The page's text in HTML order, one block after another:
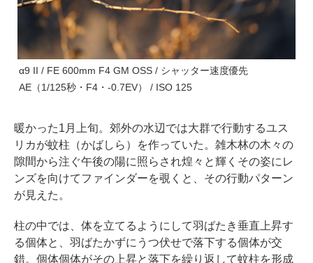
α9 II / FE 600mm F4 GM OSS / シャッター速度優先
AE（1/125秒・F4・-0.7EV） / ISO 125
暖かった1月上旬。郊外の水辺では大群で行動するユス
リカが蚊柱（かばしら）を作っていた。雑木林の木々の
隙間から注ぐ午後の陽に照らされ煌々と輝くその姿にレ
ンズを向けてファインダーを覗くと、その行動パターン
が見えた。
柱の中では、体を立てるようにして羽ばたき垂直上昇す
る個体と、羽ばたかずにうつ伏せで落下する個体が交
錯。個体個体がその上昇と落下を繰り返して蚊柱を形成